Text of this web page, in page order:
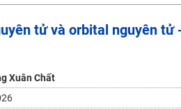
điểm
(Từ 16-18/07/2025)
tử và orbital nguyên tử
Xuân Chất